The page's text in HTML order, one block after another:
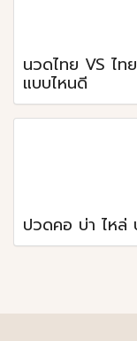
นวดไทย VS ไท
แบบไหนดี
ปวดคอ บ่า ไหล่